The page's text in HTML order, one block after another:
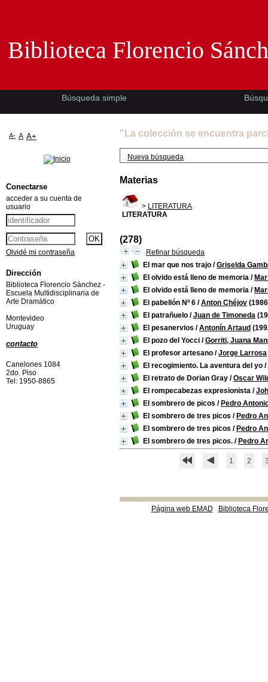
"La colección se encuentra
Nueva búsqueda
Materias
> LITERATURA
LITERATURA
(278)
Refinar búsqueda
El mar que nos trajo /Griselda
El olvido está lleno de memoria /
El olvido está lleno de memoria /
El pabellón Nº 6 /Anton Chéjov
El patrañuelo /Juan de Timoneda
El pesanervios /Antonín Artaud
El pozo del Yocci /Gorriti, Juana
El profesor artesano /Jorge Larrosa
El recogimiento. La aventura del yo /
El retrato de Dorian Gray /Oscar
El rompecabezas expresionista /
El sombrero de picos / Pedro
El sombrero de tres picos / Pedro
El sombrero de tres picos / Pedro
El sombrero de tres picos. / Pedro
1 2
Página web EMAD Biblioteca
Biblioteca Florencio
Búsqueda simple
A- A A+
Conectarse
acceder a su cuenta de
usuario
Olvidé mi contraseña
Dirección
Biblioteca Florencio Sànchez -
Escuela Multidisciplinaria de
Arte Dramàtico
Montevideo
Uruguay
contacto
Canelones 1084
2do. Piso
Tel: 1950-8865